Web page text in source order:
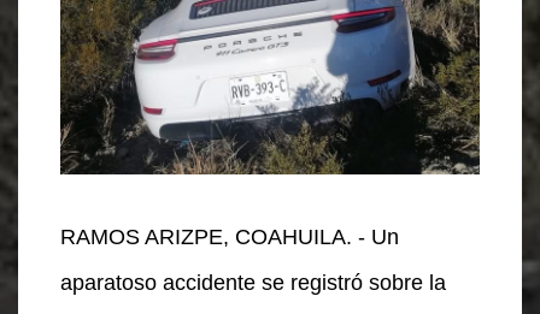
RAMOS ARIZPE, COAHUILA. - Un
aparatoso accidente se registró sobre la